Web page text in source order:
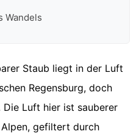
Wandels
Staub liegt in der Luft
Regensburg, doch
Luft hier ist sauberer
gefiltert durch